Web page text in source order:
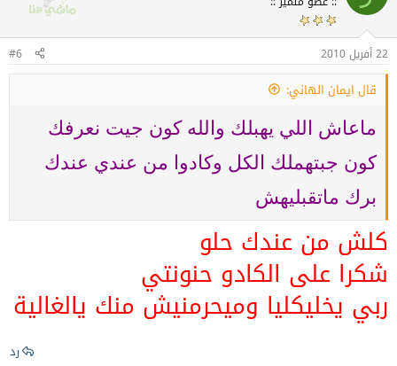
22 أفريل 2010 #6
قال ايمان الهاني:
ماعاش اللي يهبلك والله كون جيت نعرفك
كون جبتهملك الكل وكادوا من عندي عندك
برك ماتقبليهش
كلش من عندك حلو
شكرا على الكادو حنونتي
ربي يخليكليا وميحرمنيش منك يالغالية
رد